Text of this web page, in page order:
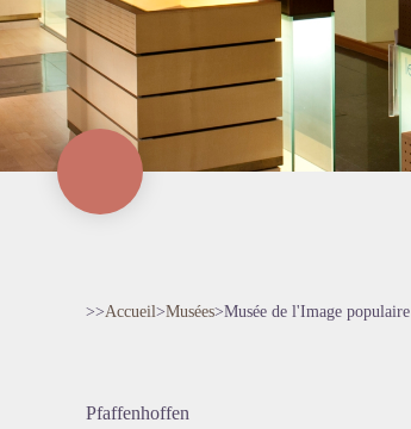
>>Accueil>Musées>Musée de l'Image populaire
Pfaffenhoffen